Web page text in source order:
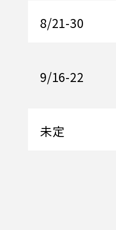
8/21-30
9/16-22
未定